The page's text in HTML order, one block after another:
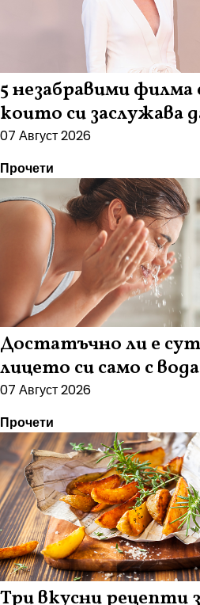
5 незабравими филма
които си заслужава
07 Август 2026
Прочети
Достатъчно ли е
лицето си само с
07 Август 2026
Прочети
Три вкусни рецепти